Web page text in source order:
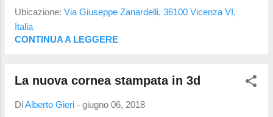
con le lenti vi dirá di no. Ma anche si, ma
trovare un sacco di video a
natura, lucidano la superficie di lenti
cio che vi diró : sono pratiche che non fanno
Ubicazione: Via Giuseppe Zanardelli, 36100 Vicenza VI,
Italia
CONTINUA A LEGGERE
La nuova cornea stampata in 3d
DiAlberto Gieri - giugno 06, 2018